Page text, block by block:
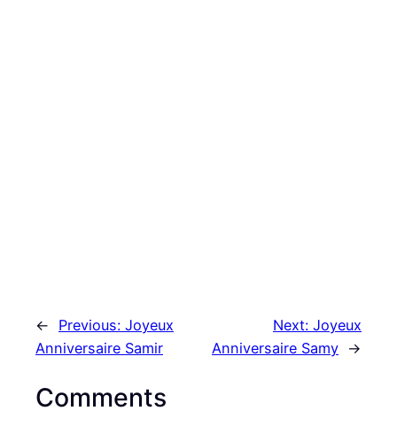
← Previous: Joyeux
Anniversaire Samir
Next: Joyeux
Anniversaire Samy →
Comments